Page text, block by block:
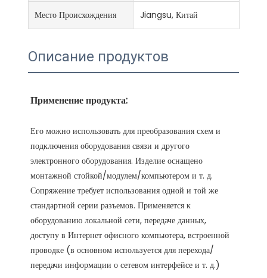
Место Происхождения Jiangsu, Китай
Описание продуктов
Его можно использовать для преобразования схем и
подключения оборудования связи и другого
электронного оборудования. Изделие оснащено
монтажной стойкой/модулем/компьютером и т. д.
Сопряжение требует использования одной и той же
стандартной серии разъемов. Применяется к
оборудованию локальной сети, передаче данных,
доступу в Интернет офисного компьютера, встроенной
проводке (в основном используется для перехода/